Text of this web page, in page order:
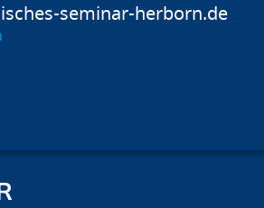
seminar-herborn.de